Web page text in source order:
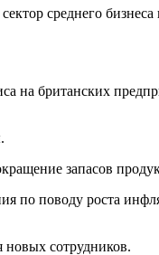
среднего
на британских
запасов
по поводу роста
сотрудников.